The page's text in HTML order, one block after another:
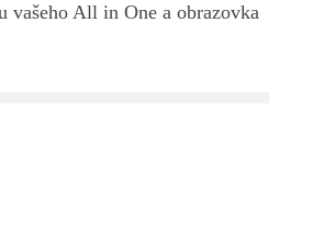
vašeho All in One a obrazovka